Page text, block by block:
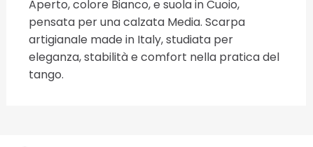
Aperto, colore Bianco, e suola in Cuoio,
pensata per una calzata Media. Scarpa
artigianale made in Italy, studiata per
eleganza, stabilità e comfort nella pratica del
tango.